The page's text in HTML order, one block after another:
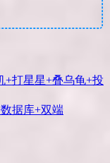
+打星星+叠乌龟+投
据库+双端